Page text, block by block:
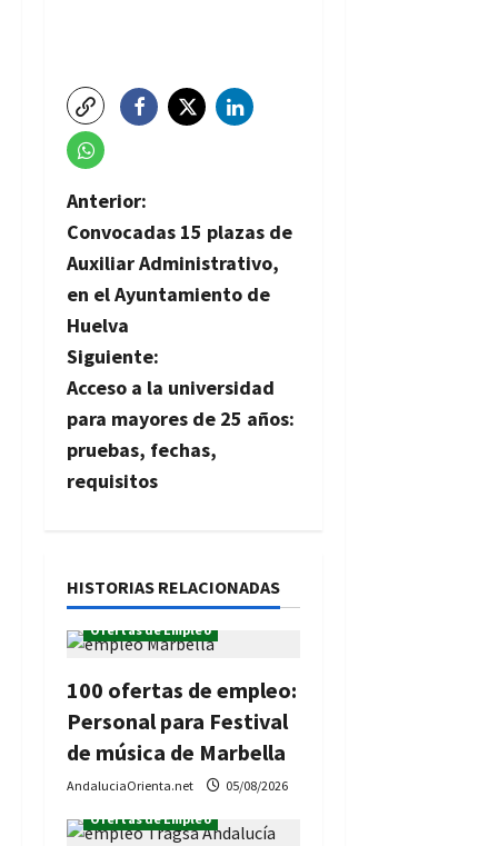
N
a
v
e
g
a
c
ó
n
d
e
e
n
Anterior:
Convocadas 15 plazas de
Auxiliar Administrativo,
en el Ayuntamiento de
Huelva
Siguiente:
Acceso a la universidad
para mayores de 25 años:
pruebas, fechas,
requisitos
HISTORIAS RELACIONADAS
Ofertas de Empleo
100 ofertas de empleo:
Personal para Festival
de música de Marbella
AndaluciaOrienta.net
05/08/2026
Ofertas de Empleo